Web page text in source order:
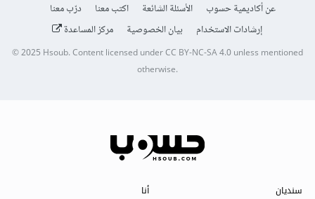
عن أكاديمية حسوب الأسئلة الشائعة اكتب معنا
درّب معنا
إرشادات الاستخدام
بيان الخصوصية مركز المساعدة
© 2025Hsoub.Content licensed underCC BY-NC-SA 4.0unless mentioned
otherwise.